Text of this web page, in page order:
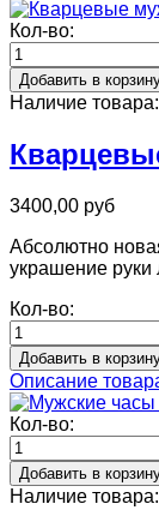
Кол-во:
Наличие товара:
3400,00 руб
Абсолютно
украшение
Кол-во:
Описание
Кол-во:
Наличие товара: